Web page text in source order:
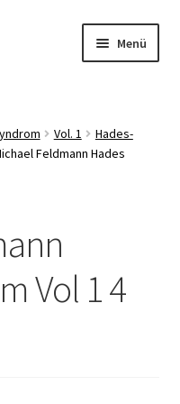
Menü
Vol. 1
Hades-
Feldmann Hades
Vol 1 4